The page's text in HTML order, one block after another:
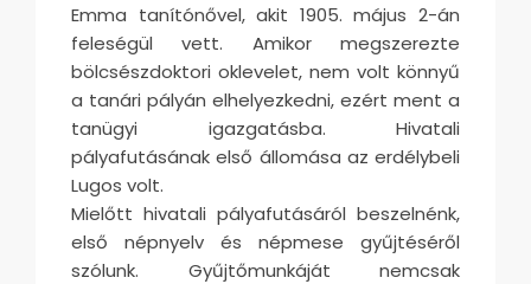
Emma tanítónővel, akit 1905. május 2-án
feleségül vett. Amikor megszerezte
bölcsészdoktori oklevelet, nem volt könnyű
a tanári pályán elhelyezkedni, ezért ment a
tanügyi igazgatásba. Hivatali
pályafutásának első állomása az erdélybeli
Lugos volt.
Mielőtt hivatali pályafutásáról beszelnénk,
első népnyelv és népmese gyűjtéséről
szólunk. Gyűjtőmunkáját nemcsak